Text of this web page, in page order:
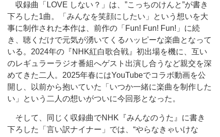
収録曲「LOVE しない？」は、”こっちのけんと”が書き
下ろした1曲。「みんなを笑顔にしたい」という想いを大
事に制作された本作は、前作の「Fun! Fun! Fun!」に続
き、聴くだけで元気が湧いてくるハッピーな楽曲となって
いる。2024年の『NHK紅白歌合戦』初出場を機に、互い
のレギュラーラジオ番組へゲスト出演し合うなど親交を深
めてきた二人。2025年春にはYouTubeでコラボ動画を公
開し、以前から抱いていた「いつか一緒に楽曲を制作した
い」という二人の想いがついに今回形となった。
そして、同じく収録曲でNHK『みんなのうた』に書き
下ろした
「言い訳ナイナー」では、“やらなきゃいけな